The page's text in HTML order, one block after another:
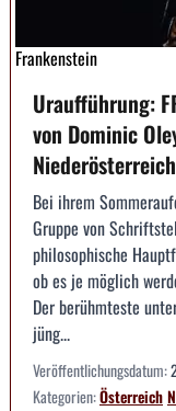
Frankenstein
Uraufführung:
von Dominic
Bei ihrem
Gruppe von
philosophische
ob es je möglich
Der berühmteste
jüng...
Veröffentlichungsdatum:
Kategorien:Österreich